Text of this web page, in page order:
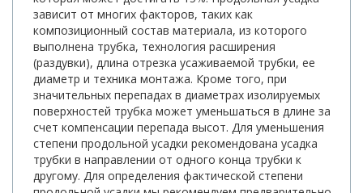
зависит от многих факторов, таких как
композиционный состав материала, из которого
выполнена трубка, технология расширения
(раздувки), длина отрезка усаживаемой трубки, ее
диаметр и техника монтажа. Кроме того, при
значительных перепадах в диаметрах изолируемых
поверхностей трубка может уменьшаться в длине за
счет компенсации перепада высот. Для уменьшения
степени продольной усадки рекомендована усадка
трубки в направлении от одного конца трубки к
другому. Для определения фактической степени